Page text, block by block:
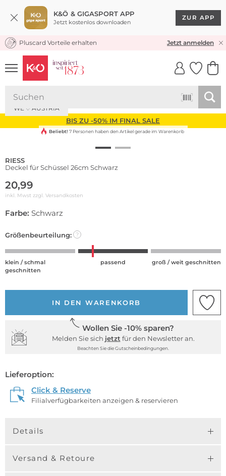
K&Ö & GIGASPORT APP
Jetzt kostenlos downloaden
ZUR APP
KOSTENLOSER VERSAND* & RÜCKVERSAND
Pluscard Vorteile erhalten Jetzt anmelden
UNSERE APP
CLICK &
BIS ZU -50% IM FINAL SALE
WE ♡ AUSTRIA
Beliebt! 7 Personen haben den Artikel gerade im Warenkorb
RIESS
Deckel für Schüssel 26cm Schwarz
20,99
inkl. Mwst zzgl. Versandkosten
Farbe: Schwarz
Größenbeurteilung: ?
klein / schmal
geschnitten
passend groß / weit geschnitten
IN DEN WARENKORB
Wollen Sie -10% sparen?
Melden Sie sich jetzt für den Newsletter an.
Beachten Sie die Gutscheinbedingungen.
Lieferoption:
Click & Reserve
Filialverfügbarkeiten anzeigen & reservieren
Details
Versand & Retoure